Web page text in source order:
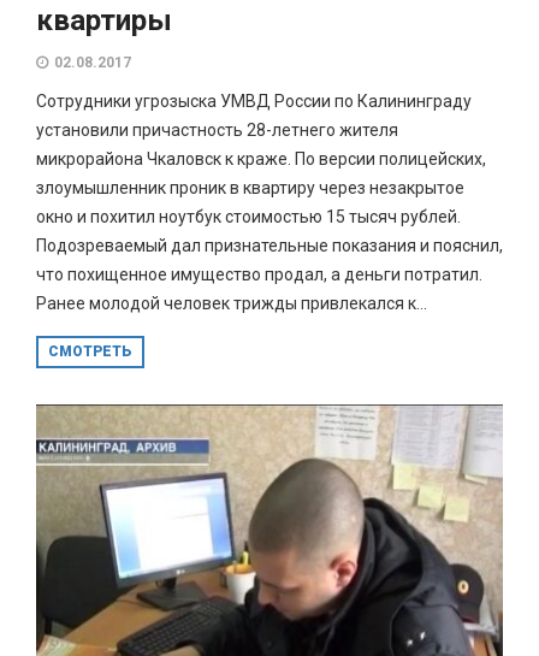
квартиры
02.08.2017
Сотрудники угрозыска УМВД России по Калининграду
установили причастность 28-летнего жителя
микрорайона Чкаловск к краже. По версии полицейских,
злоумышленник проник в квартиру через незакрытое
окно и похитил ноутбук стоимостью 15 тысяч рублей.
Подозреваемый дал признательные показания и пояснил,
что похищенное имущество продал, а деньги потратил.
Ранее молодой человек трижды привлекался к...
СМОТРЕТЬ